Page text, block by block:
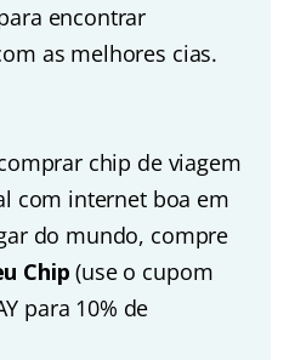
encontrar
as melhores cias.
chip de viagem
com internet boa em
do mundo, compre
Chip (use o cupom
para 10% de